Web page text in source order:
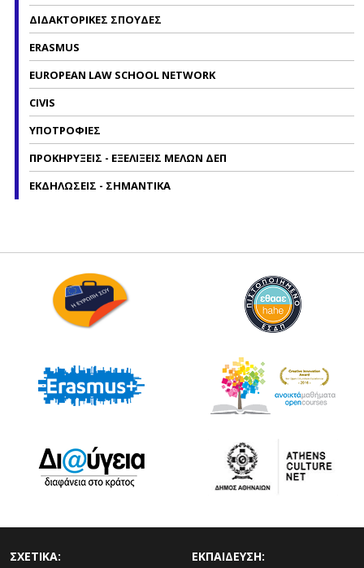
ΔΙΔΑΚΤΟΡΙΚΕΣ ΣΠΟΥΔΕΣ
ERASMUS
EUROPEAN LAW SCHOOL NETWORK
CIVIS
ΥΠΟΤΡΟΦΙΕΣ
ΠΡΟΚΗΡΥΞΕΙΣ - ΕΞΕΛΙΞΕΙΣ ΜΕΛΩΝ ΔΕΠ
ΕΚΔΗΛΩΣΕΙΣ - ΣΗΜΑΝΤΙΚΑ
ΣΧΕΤΙΚΑ: ΕΚΠΑΙΔΕΥΣΗ: